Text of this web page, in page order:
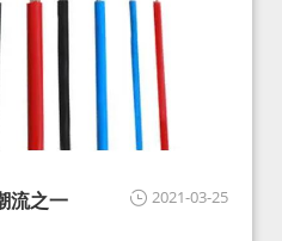
2021-03-25
流之一